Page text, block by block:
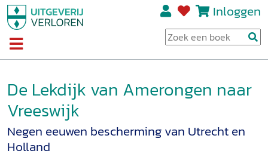
Inloggen
De Lekdijk van Amerongen naar
Vreeswijk
Negen eeuwen bescherming van Utrecht en
Holland